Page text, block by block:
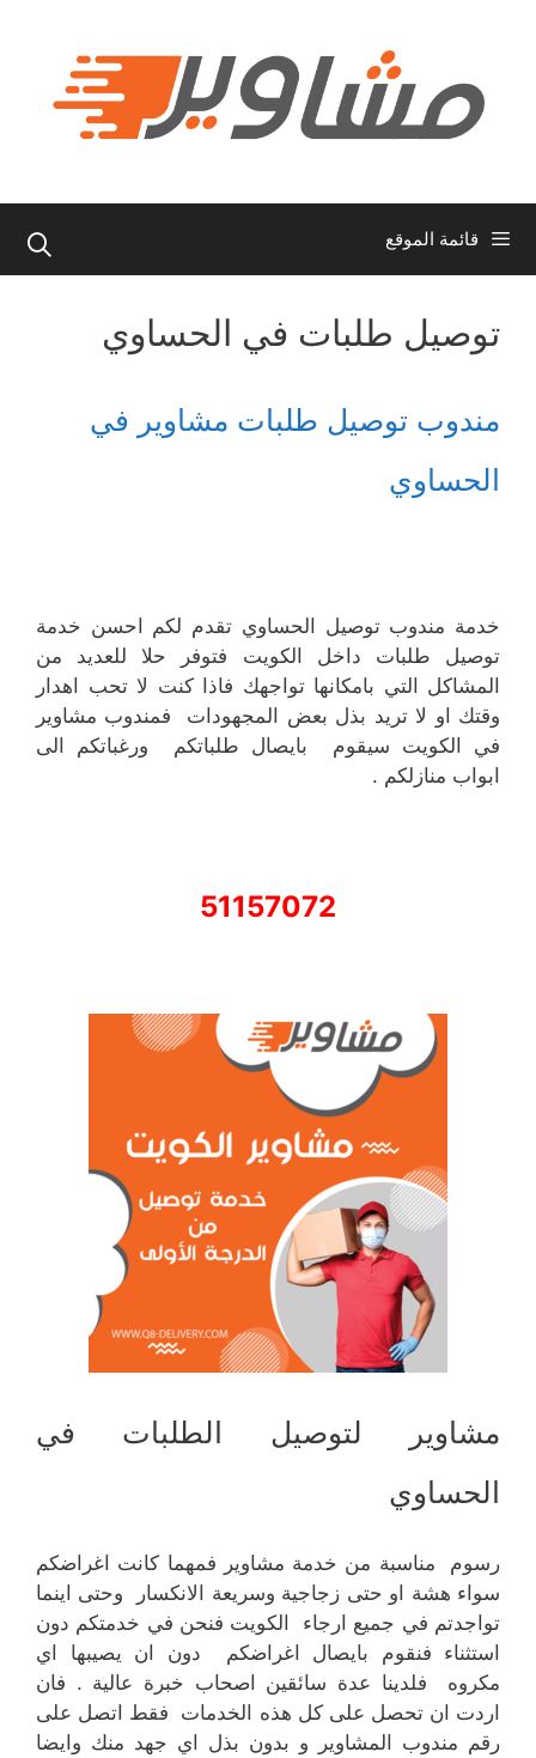
قائمة الموقع
توصيل طلبات في الحساوي
مندوب توصيل طلبات مشاوير في
الحساوي
خدمة مندوب توصيل الحساوي تقدم لكم احسن خدمة
توصيل طلبات داخل الكويت فتوفر حلا للعديد من
المشاكل التي بامكانها تواجهك فاذا كنت لا تحب اهدار
وقتك او لا تريد بذل بعض المجهودات فمندوب مشاوير
في الكويت سيقوم بايصال طلباتكم ورغباتكم الى
ابواب منازلكم .
51157072
مشاوير لتوصيل الطلبات في
الحساوي
رسوم مناسبة من خدمة مشاوير فمهما كانت اغراضكم
سواء هشة او حتى زجاجية وسريعة الانكسار وحتى اينما
تواجدتم في جميع ارجاء الكويت فنحن في خدمتكم دون
استثناء فنقوم بايصال اغراضكم دون ان يصيبها اي
مكروه فلدينا عدة سائقين اصحاب خبرة عالية . فان
اردت ان تحصل على كل هذه الخدمات فقط اتصل على
رقم مندوب المشاوير و بدون بذل اي جهد منك وايضا